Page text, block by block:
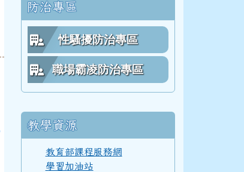
112學年度(113年6月)第54屆教師
111學年度(112年6月)第53屆乙班
111學年度(112年6月)第53屆甲班
防治專區
性騷擾防治專區
職場霸凌防治專區
教學資源
教育部課程服務網
學習加油站